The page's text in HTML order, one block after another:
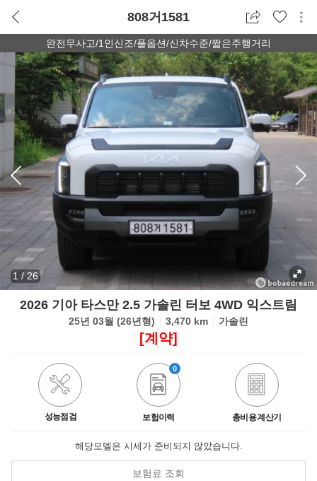
808거1581
완전무사고/1인신조/풀옵션/신차수준/짧은주행거리
1 / 26
2026 기아 타스만 2.5 가솔린 터보 4WD 익스트림
25년 03월 (26년형) 3,470 km 가솔린
[계약]
성능점검 보험이력
0
총비용 계산기
해당모델은 시세가 준비되지 않았습니다.
보험료 조회